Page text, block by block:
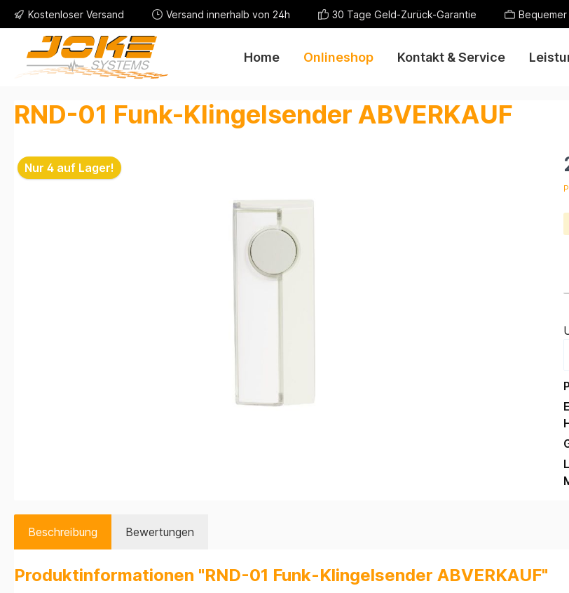
Kostenloser Versand Versand innerhalb von 24h 30 Tage Geld-Zurück-Garantie Bequemer
Home Onlineshop Kontakt & Service
RND-01 Funk-Klingelsender ABVERKAUF
Nur 4 auf Lager!
Beschreibung Bewertungen
Produktinformationen "RND-01 Funk-Klingelsender ABVERKAUF"